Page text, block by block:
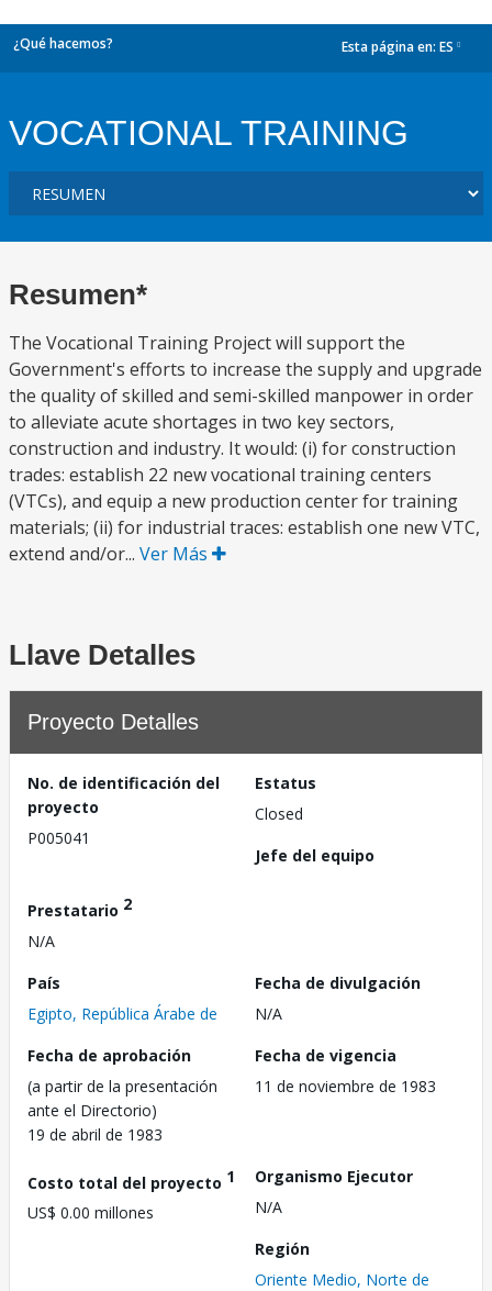
¿Qué hacemos? Esta página en: ES
VOCATIONAL TRAINING
Resumen*
The Vocational Training Project will support the
Government's efforts to increase the supply and upgrade
the quality of skilled and semi-skilled manpower in order
to alleviate acute shortages in two key sectors,
construction and industry. It would: (i) for construction
trades: establish 22 new vocational training centers
(VTCs), and equip a new production center for training
materials; (ii) for industrial traces: establish one new VTC,
extend and/or... Ver Más
Llave Detalles
Proyecto Detalles
No. de identificación del
proyecto
P005041
Estatus
Closed
Jefe del equipo
Prestatario 2
N/A
País
Egipto, República Árabe de
Fecha de divulgación
N/A
Fecha de aprobación
(a partir de la presentación
ante el Directorio)
19 de abril de 1983
Fecha de vigencia
11 de noviembre de 1983
Costo total del proyecto 1
US$ 0.00 millones
Organismo Ejecutor
N/A
Región
Oriente Medio, Norte de